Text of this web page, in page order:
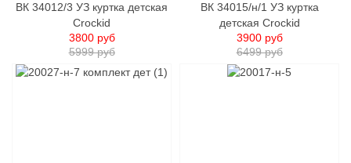
ВК 34012/3 УЗ куртка детcкая
Crockid
5999 руб
3800 руб
ВК 34015/н/1 УЗ куртка
детcкая Crockid
6499 руб
3900 руб